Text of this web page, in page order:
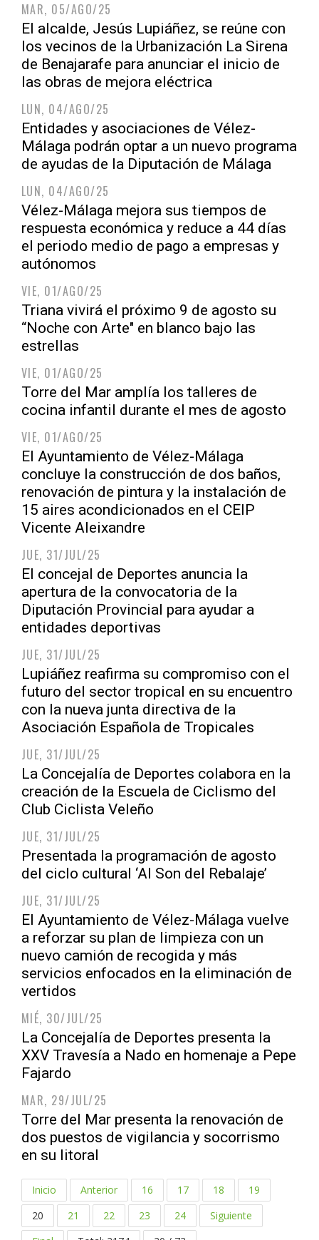
MAR, 05/AGO/25
El alcalde, Jesús Lupiáñez, se reúne con
los vecinos de la Urbanización La Sirena
de Benajarafe para anunciar el inicio de
las obras de mejora eléctrica
LUN, 04/AGO/25
Entidades y asociaciones de Vélez-
Málaga podrán optar a un nuevo programa
de ayudas de la Diputación de Málaga
LUN, 04/AGO/25
Vélez-Málaga mejora sus tiempos de
respuesta económica y reduce a 44 días
el periodo medio de pago a empresas y
autónomos
VIE, 01/AGO/25
Triana vivirá el próximo 9 de agosto su
“Noche con Arte" en blanco bajo las
estrellas
VIE, 01/AGO/25
Torre del Mar amplía los talleres de
cocina infantil durante el mes de agosto
VIE, 01/AGO/25
El Ayuntamiento de Vélez-Málaga
concluye la construcción de dos baños,
renovación de pintura y la instalación de
15 aires acondicionados en el CEIP
Vicente Aleixandre
JUE, 31/JUL/25
El concejal de Deportes anuncia la
apertura de la convocatoria de la
Diputación Provincial para ayudar a
entidades deportivas
JUE, 31/JUL/25
Lupiáñez reafirma su compromiso con el
futuro del sector tropical en su encuentro
con la nueva junta directiva de la
Asociación Española de Tropicales
JUE, 31/JUL/25
La Concejalía de Deportes colabora en la
creación de la Escuela de Ciclismo del
Club Ciclista Veleño
JUE, 31/JUL/25
Presentada la programación de agosto
del ciclo cultural ‘Al Son del Rebalaje’
JUE, 31/JUL/25
El Ayuntamiento de Vélez-Málaga vuelve
a reforzar su plan de limpieza con un
nuevo camión de recogida y más
servicios enfocados en la eliminación de
vertidos
MIÉ, 30/JUL/25
La Concejalía de Deportes presenta la
XXV Travesía a Nado en homenaje a Pepe
Fajardo
MAR, 29/JUL/25
Torre del Mar presenta la renovación de
dos puestos de vigilancia y socorrismo
en su litoral
Inicio Anterior 16 17 18
19
20
21 22 23 24
Siguiente